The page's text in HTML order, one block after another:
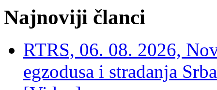
Najnoviji članci
RTRS, 06. 08. 2026,
egzodusa i stradanja